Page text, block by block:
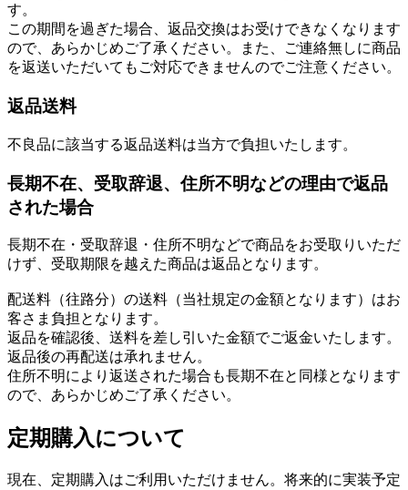
す。
この期間を過ぎた場合、返品交換はお受けできなくなります
ので、あらかじめご了承ください。また、ご連絡無しに商品
を返送いただいてもご対応できませんのでご注意ください。
返品送料
不良品に該当する返品送料は当方で負担いたします。
長期不在、受取辞退、住所不明などの理由で返品
された場合
長期不在・受取辞退・住所不明などで商品をお受取りいただ
けず、受取期限を越えた商品は返品となります。
配送料（往路分）の送料（当社規定の金額となります）はお
客さま負担となります。
返品を確認後、送料を差し引いた金額でご返金いたします。
返品後の再配送は承れません。
住所不明により返送された場合も長期不在と同様となります
ので、あらかじめご了承ください。
定期購入について
現在、定期購入はご利用いただけません。将来的に実装予定